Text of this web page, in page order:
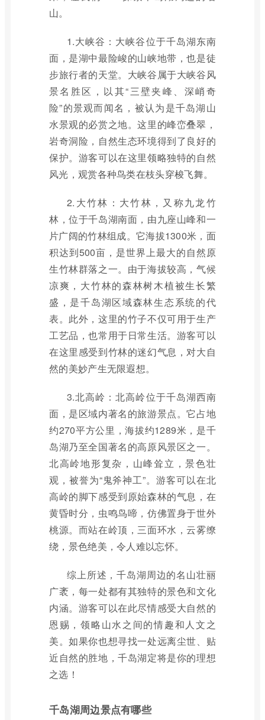
山。
1.大峡谷：大峡谷位于千岛湖东南
面，是湖中最险峻的山峡地带，也是徒
步旅行者的天堂。大峡谷属于大峡谷风
景名胜区，以其“三壁夹峰、深峭奇
险”的景观而闻名，被认为是千岛湖山
水景观的必赏之地。这里的峰峦叠翠，
岩奇洞险，自然生态环境得到了良好的
保护。游客可以在这里领略独特的自然
风光，观赏各种鸟类在枝头穿梭飞舞。
2.大竹林：大竹林，又称九龙竹
林，位于千岛湖南面，由九座山峰和一
片广阔的竹林组成。它海拔1300米，面
积达到500亩，是世界上最大的自然原
生竹林群落之一。由于海拔较高，气候
凉爽，大竹林的森林树木植被生长繁
盛，是千岛湖区域森林生态系统的代
表。此外，这里的竹子不仅可用于生产
工艺品，也常用于日常生活。游客可以
在这里感受到竹林的迷幻气息，对大自
然的美妙产生无限遐想。
3.北高岭：北高岭位于千岛湖西南
面，是区域内著名的旅游景点。它占地
约270平方公里，海拔约1289米，是千
岛湖乃至全国著名的高原风景区之一。
北高岭地形复杂，山峰耸立，景色壮
观，被誉为“鬼斧神工”。游客可以在北
高岭的脚下感受到原始森林的气息，在
黄昏时分，虫鸣鸟啼，仿佛置身于世外
桃源。而站在岭顶，三面环水，云雾缭
绕，景色绝美，令人难以忘怀。
综上所述，千岛湖周边的名山壮丽
广袤，每一处都有其独特的景色和文化
内涵。游客可以在此尽情感受大自然的
恩赐，领略山水之间的情趣和人文之
美。如果你也想寻找一处远离尘世、贴
近自然的胜地，千岛湖定将是你的理想
之选！
千岛湖周边景点有哪些